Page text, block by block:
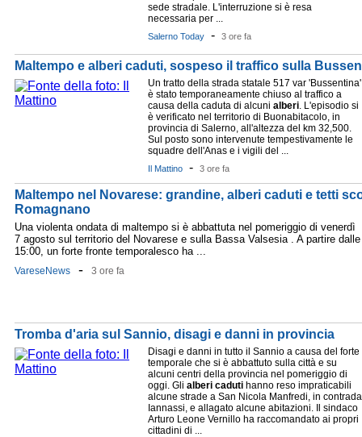
sede stradale. L'interruzione si è resa
necessaria per ...
Salerno Today - 3 ore fa
Maltempo e alberi caduti, sospeso il traffico sulla
Un tratto della strada statale 517 var 'Bussentina'
è stato temporaneamente chiuso al traffico a
causa della caduta di alcuni alberi. L'episodio si
è verificato nel territorio di Buonabitacolo, in
provincia di Salerno, all'altezza del km 32,500.
Sul posto sono intervenute tempestivamente le
squadre dell'Anas e i vigili del ...
Il Mattino - 3 ore fa
Maltempo nel Novarese: grandine, alberi caduti e tetti
Romagnano
Una violenta ondata di maltempo si è abbattuta nel pomeriggio di venerdì
7 agosto sul territorio del Novarese e sulla Bassa Valsesia . A partire dalle
15:00, un forte fronte temporalesco ha ...
VareseNews - 3 ore fa
Tromba d'aria sul Sannio, disagi e danni in provincia
Disagi e danni in tutto il Sannio a causa del forte
temporale che si è abbattuto sulla città e su
alcuni centri della provincia nel pomeriggio di
oggi. Gli alberi caduti hanno reso impraticabili
alcune strade a San Nicola Manfredi, in contrada
Iannassi, e allagato alcune abitazioni. Il sindaco
Arturo Leone Vernillo ha raccomandato ai propri
cittadini di ...